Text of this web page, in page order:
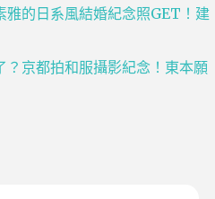
的日系風結婚紀念照GET！建
？京都拍和服攝影紀念！東本願